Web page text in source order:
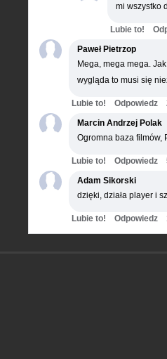
mi wszystko
Lubie to!
Paweł Pietrzop
Mega, mega mega.
wygląda to musi się
Lubie to! Odpowiedz
Marcin Andrzej Polak
Ogromna baza filmów,
Lubie to! Odpowiedz
Adam Sikorski
dzięki, działa player i
Lubie to! Odpowiedz